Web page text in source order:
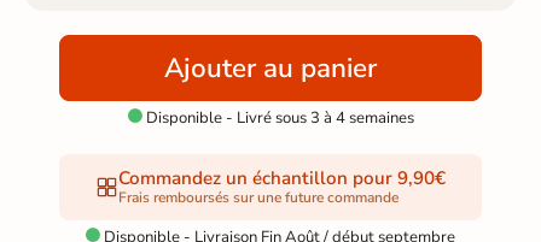
Ajouter au panier
Disponible - Livré sous 3 à 4 semaines
Commandez un échantillon pour 9,90€
Frais remboursés sur une future commande
 Disponible - Livraison Fin Août / début septembre